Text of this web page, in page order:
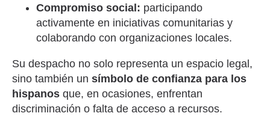
Compromiso social: participando
activamente en iniciativas comunitarias y
colaborando con organizaciones locales.
Su despacho no solo representa un espacio legal,
sino también un símbolo de confianza para los
hispanos que, en ocasiones, enfrentan
discriminación o falta de acceso a recursos.